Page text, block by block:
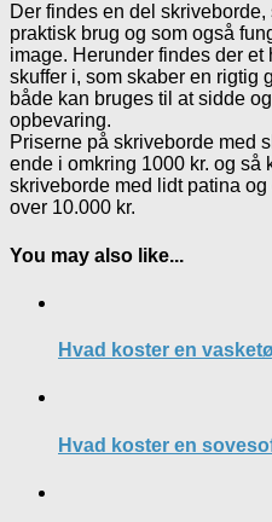
Der findes en del
praktisk brug og som også
image. Herunder findes der et
skuffer i, som skaber en rigtig
både kan bruges til at sidde
opbevaring.
Priserne på skriveborde med
ende i omkring 1000 kr. og så
skriveborde med lidt patina
over 10.000 kr.
You may also like...
Hvad koster en
Hvad koster en